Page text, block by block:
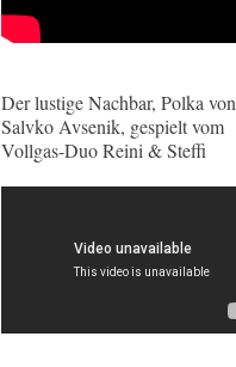
Der lustige Nachbar, Polka von
Salvko Avsenik, gespielt vom
Vollgas-Duo Reini & Steffi